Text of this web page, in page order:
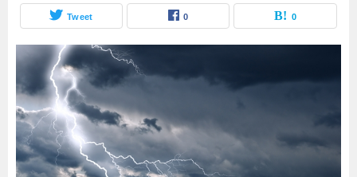
Tweet 0 0